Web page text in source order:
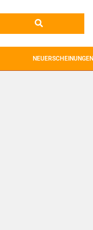
NEUERSCHEINUNGEN